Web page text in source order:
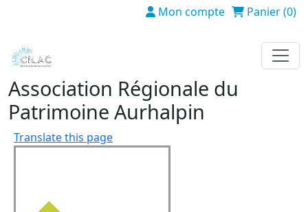
Mon compte Panier (0)
Association Régionale du
Patrimoine Aurhalpin
Translate this page